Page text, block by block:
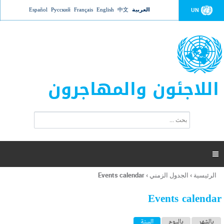
Jump to navigation UN العربية 中文
English
Français
Русский
Español
اللاجئون والمهاجرون
ت
ر
ل
ح
ب

أنت
هنا
الرئيسية › الجدول الزمني ›
Events calendar
Events calendar